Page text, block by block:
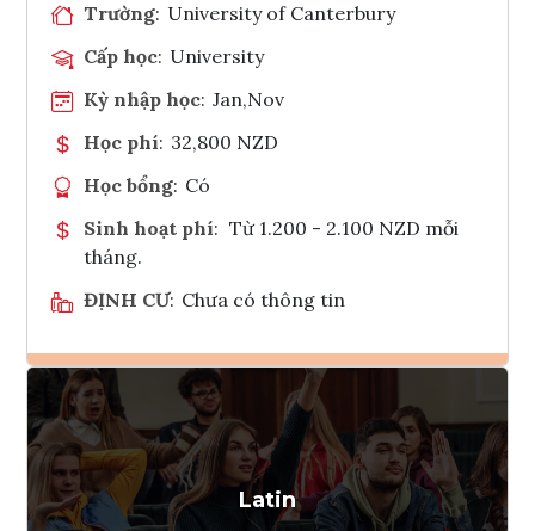
Trường: University of Canterbury
Cấp học: University
Kỳ nhập học: Jan,Nov
Học phí: 32,800 NZD
Học bổng: Có
Sinh hoạt phí: Từ 1.200 - 2.100 NZD mỗi
tháng.
ĐỊNH CƯ: Chưa có thông tin
Ghi danh
Tham vấn Interlink
Latin